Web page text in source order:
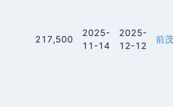
217,500
2025-
11-14
2025-
12-12
前